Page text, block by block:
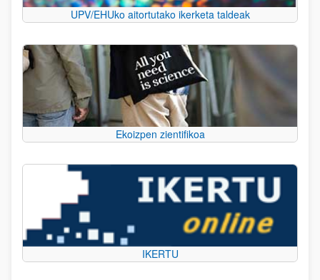
UPV/EHUko aitortutako ikerketa taldeak
Ekoizpen zientifikoa
IKERTU